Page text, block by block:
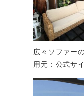
広々ソファー
用元：公式サイ